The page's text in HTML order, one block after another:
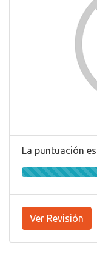
La puntuación
Ver Revisión